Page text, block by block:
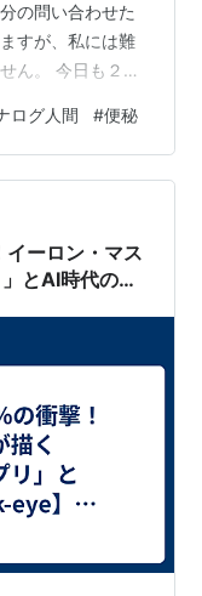
の問い合わせた
すが、私には難
ん。 今日も２件
で予約してくだ
問診票もあって
たみたいなので
い人はどうやっ
ネットに弱い人
にくい…
ログ人間 #便秘
イーロン・マス
とAI時代の通